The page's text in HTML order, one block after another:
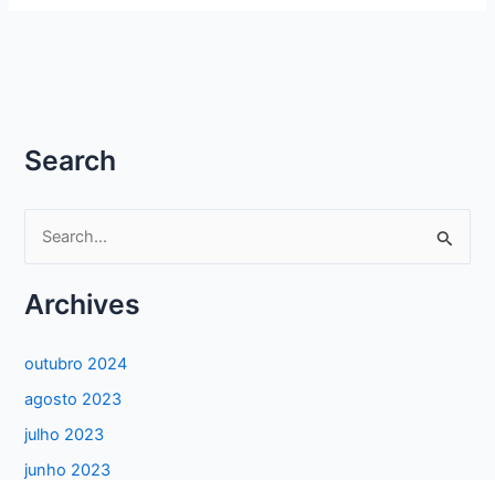
VÓ
ZUCA
Search
q
a
Archives
outubro 2024
agosto 2023
julho 2023
junho 2023